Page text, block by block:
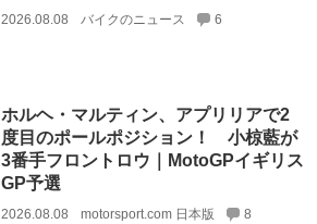
2026.08.08 バイクのニュース 6
ホルヘ・マルティン、アプリリアで2
度目のポールポジション！ 小椋藍が
3番手フロントロウ｜MotoGPイギリス
GP予選
2026.08.08 motorsport.com 日本版 8